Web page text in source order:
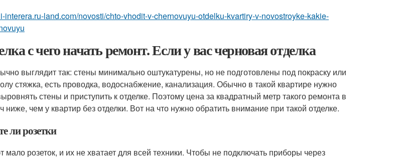
interera.ru-land.com/novosti/chto-vhodit-v-chernovuyu-otdelku-kvartiry-v-novostroyke-kakie-
с чего начать ремонт. Если у вас черновая отделка
выглядит так: стены минимально оштукатурены, но не подготовлены под покраску или
стяжка, есть проводка, водоснабжение, канализация. Обычно в такой квартире нужно
стены и приступить к отделке. Поэтому цена за квадратный метр такого ремонта в
ниже, чем у квартир без отделки. Вот на что нужно обратить внимание при такой отделке.
ли розетки
мало розеток, и их не хватает для всей техники. Чтобы не подключать приборы через